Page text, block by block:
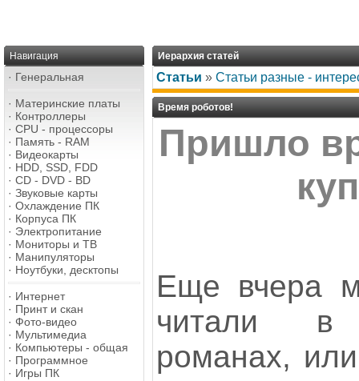
Навигация
· Генеральная
· Материнские платы
· Контроллеры
· CPU - процессоры
· Память - RAM
· Видеокарты
· HDD, SSD, FDD
· CD - DVD - BD
· Звуковые карты
· Охлаждение ПК
· Корпуса ПК
· Электропитание
· Мониторы и ТВ
· Манипуляторы
· Ноутбуки, десктопы
· Интернет
· Принт и скан
· Фото-видео
· Мультимедиа
· Компьютеры - общая
· Программное
· Игры ПК
Иерархия статей
Статьи » Статьи разные -
Время роботов!
Пришло
Еще вчера
читали в
романах,